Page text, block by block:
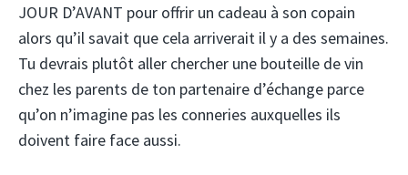
JOUR D’AVANT pour offrir un cadeau à son copain
alors qu’il savait que cela arriverait il y a des semaines.
Tu devrais plutôt aller chercher une bouteille de vin
chez les parents de ton partenaire d’échange parce
qu’on n’imagine pas les conneries auxquelles ils
doivent faire face aussi.